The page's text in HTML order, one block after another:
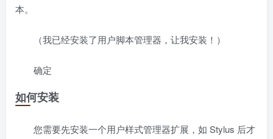
本。
（我已经安装了用户脚本管理器，让我安装！）
确定
如何安装
您需要先安装一个用户样式管理器扩展，如 Stylus 后才